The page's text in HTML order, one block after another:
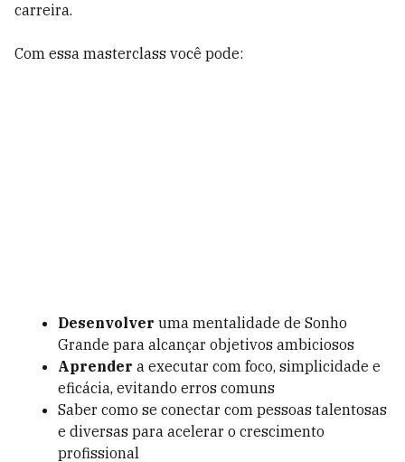
carreira.
Com essa masterclass você pode:
Desenvolver uma mentalidade de Sonho
Grande para alcançar objetivos ambiciosos
Aprender a executar com foco, simplicidade e
eficácia, evitando erros comuns
Saber como se conectar com pessoas talentosas
e diversas para acelerar o crescimento
profissional